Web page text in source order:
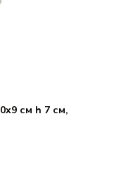
см h 7 см,